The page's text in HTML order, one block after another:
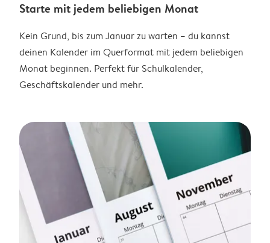
Starte mit jedem beliebigen Monat
Kein Grund, bis zum Januar zu warten – du kannst
deinen Kalender im Querformat mit jedem beliebigen
Monat beginnen. Perfekt für Schulkalender,
Geschäftskalender und mehr.